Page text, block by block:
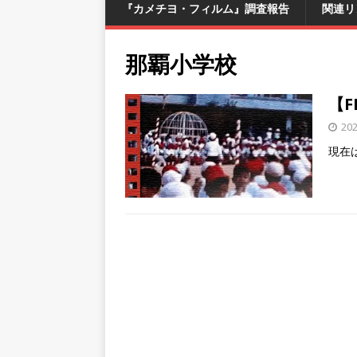
『カメチヨ・フィルム』調査報告 関連
那覇小学校
現在